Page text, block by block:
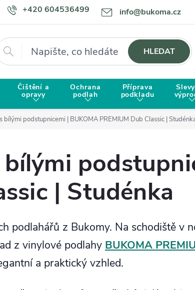
+420 604536499 info@bukoma.cz
Doprava a platba Proč zvolit BUKOMU?
HLEDAT
Čištění a
opravy
Ochrana
podlah
Příprava
podkladu
bílými podstupnicemi | BUKOMA PREMIUM Dub Classic |
| Studénka
podlahářů z Bukomy. Na schodiště v
z vinylové podlahy BUKOMA
a praktický vzhled.